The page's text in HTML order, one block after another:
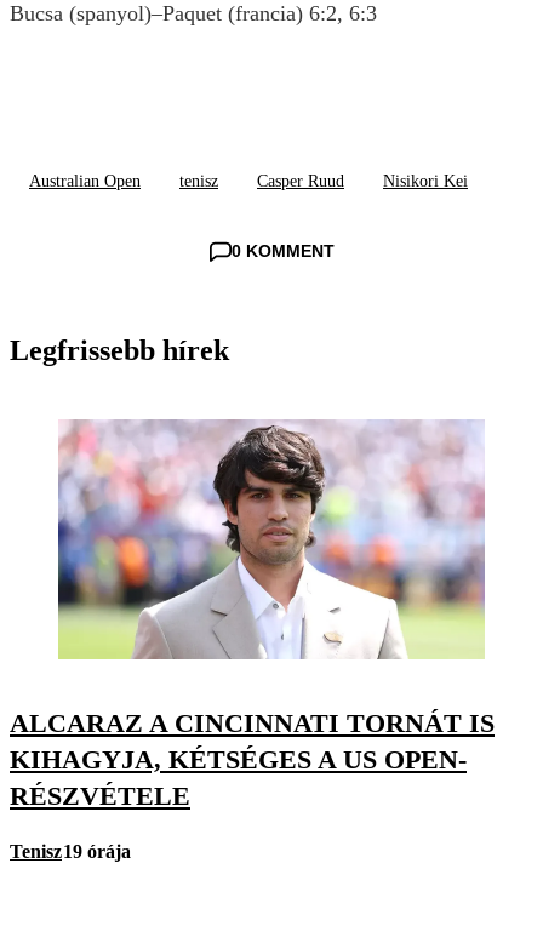
Bucsa (spanyol)–Paquet (francia) 6:2, 6:3
Australian Open tenisz Casper Ruud Nisikori Kei
0 KOMMENT
Legfrissebb hírek
ALCARAZ A CINCINNATI TORNÁT IS
KIHAGYJA, KÉTSÉGES A US OPEN-
RÉSZVÉTELE
Tenisz19 órája